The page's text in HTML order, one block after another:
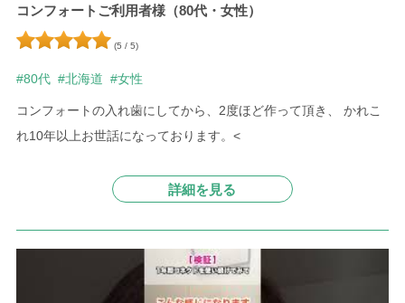
コンフォートご利用者様（80代・女性）
(5 / 5)
#80代 #北海道 #女性
コンフォートの入れ歯にしてから、2度ほど作って頂き、 かれこ
れ10年以上お世話になっております。<
詳細を見る